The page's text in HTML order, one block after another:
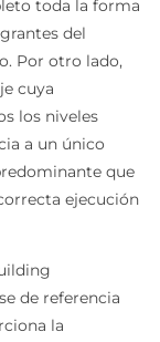
toda la forma
del
Por otro lado,
cuya
los niveles
a un único
que
ejecución
de referencia
la